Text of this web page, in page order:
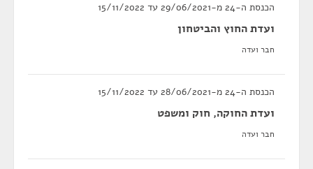
הכנסת ה-24 מ-29/06/2021 עד 15/11/2022
ועדת החוץ והביטחון
חבר ועדה
הכנסת ה-24 מ-28/06/2021 עד 15/11/2022
ועדת החוקה, חוק ומשפט
חבר ועדה